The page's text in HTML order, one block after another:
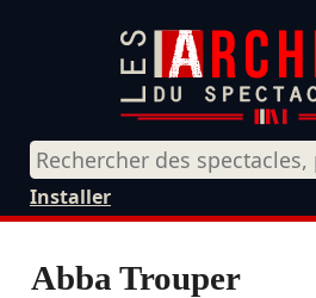
Installer
Abba Trouper